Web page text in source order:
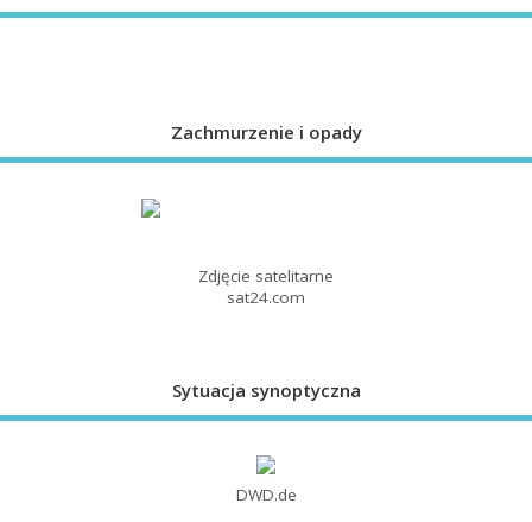
Zachmurzenie i opady
Zdjęcie satelitarne
sat24.com
Sytuacja synoptyczna
DWD.de